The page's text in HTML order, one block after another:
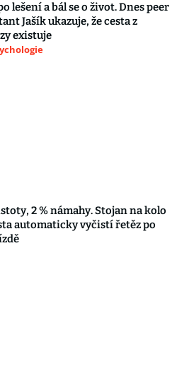
lešení a bál se o život. Dnes peer
Jašík ukazuje, že cesta z
existuje
2 % námahy. Stojan na kolo
automaticky vyčistí řetěz po